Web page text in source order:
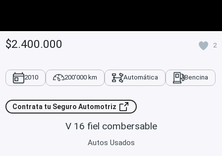
$2.400.000 2
2010 200'000 km Automática Bencina
Contrata tu Seguro Automotriz
V 16 fiel combersable
Autos Usados